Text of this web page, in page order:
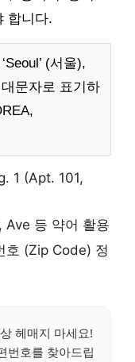
합니다.
(서울),
대문자로 표기하
1 (Apt. 101,
등 약어 활용
호 (Zip Code) 정
헤매지 마세요!
번호를 찾아드립